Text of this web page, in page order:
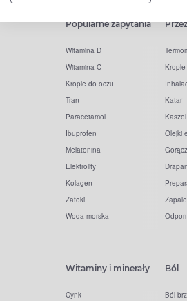
Popularne zapytania
Witamina D
Witamina C
Krople do oczu
Tran
Paracetamol
Ibuprofen
Melatonina
Elektrolity
Kolagen
Zatoki
Woda morska
Katar
Kaszel
Olejki
Witaminy i minerały
Cynk
Ból
Ból